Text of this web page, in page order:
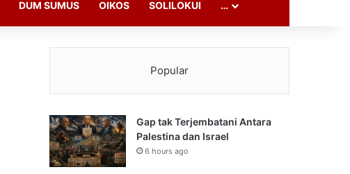
DUM SUMUS OIKOS SOLILOKUI …
Popular
Gap tak Terjembatani Antara
Palestina dan Israel
6 hours ago